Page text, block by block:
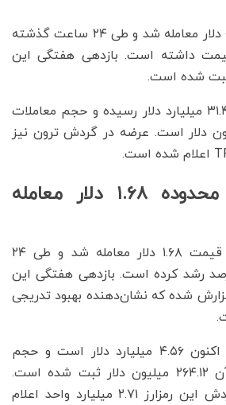
ترون در قیمت ۰.۳۳۱۷ دلار معامله شد و طی ۲۴ ساعت گذشته
قیمت داشته است. بازدهی هفتگی این
ارزش بازار ترون به ۳۱.۴۷ میلیارد دلار رسیده و حجم معاملات
آن ۴۹۱.۶۳ میلیون دلار است. عرضه در گردش ترون نیز
تون کوین در محدوده ۱.۶۸ دلار معامله
تون کوین (Gram) با قیمت ۱.۶۸ دلار معامله شد و طی ۲۴
گذشته ۰.۷۱ درصد رشد کرده است. بازدهی هفتگی این
۹.۲۵ درصد گزارش شده که نشان‌دهنده بهبود تدریجی
ارزش بازار تون کوین اکنون ۴.۵۶ میلیارد دلار است و حجم
معاملات ۲۴ ساعته آن ۲۶۴.۱۲ میلیون دلار ثبت شده است.
همچنین عرضه در گردش این رمزارز ۲.۷۱ میلیارد واحد اعلام